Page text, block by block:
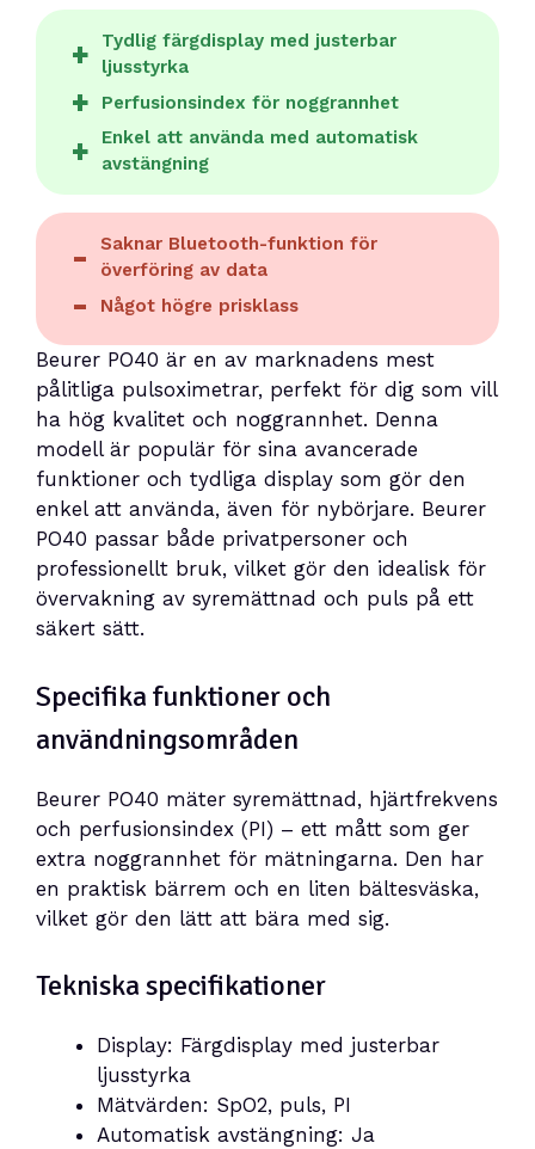
Tydlig färgdisplay med justerbar
ljusstyrka
Perfusionsindex för noggrannhet
Enkel att använda med automatisk
avstängning
Saknar Bluetooth-funktion för
överföring av data
Något högre prisklass
Beurer PO40 är en av marknadens mest
pålitliga pulsoximetrar, perfekt för dig som vill
ha hög kvalitet och noggrannhet. Denna
modell är populär för sina avancerade
funktioner och tydliga display som gör den
enkel att använda, även för nybörjare. Beurer
PO40 passar både privatpersoner och
professionellt bruk, vilket gör den idealisk för
övervakning av syremättnad och puls på ett
säkert sätt.
Specifika funktioner och
användningsområden
Beurer PO40 mäter syremättnad, hjärtfrekvens
och perfusionsindex (PI) – ett mått som ger
extra noggrannhet för mätningarna. Den har
en praktisk bärrem och en liten bältesväska,
vilket gör den lätt att bära med sig.
Tekniska specifikationer
Display: Färgdisplay med justerbar
ljusstyrka
Mätvärden: SpO2, puls, PI
Automatisk avstängning: Ja